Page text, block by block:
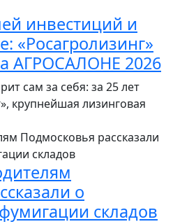
инвестиций и
«Росагролизинг»
АГРОСАЛОНЕ 2026
сам за себя: за 25 лет
крупнейшая лизинговая
о
складов